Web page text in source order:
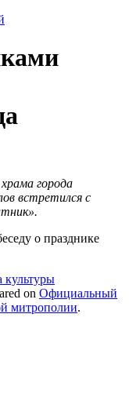
города
встретился с
о празднике
культуры
on Официальный
митрополии.